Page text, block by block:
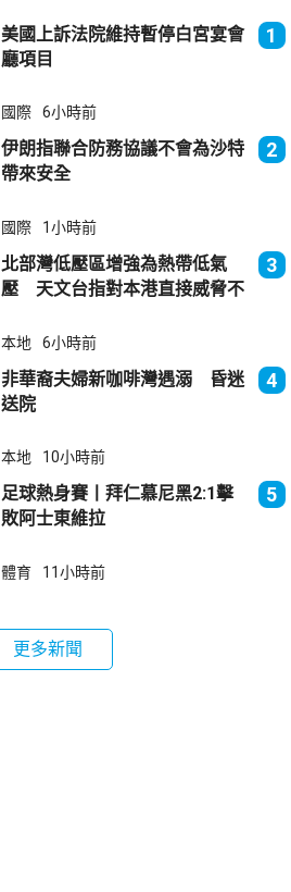
美國上訴法院維持暫停白宮宴會
廳項目
1
國際 6小時前
伊朗指聯合防務協議不會為沙特
帶來安全
2
國際 1小時前
北部灣低壓區增強為熱帶低氣
壓 天文台指對本港直接威脅不
3
本地 6小時前
非華裔夫婦新咖啡灣遇溺 昏迷
送院
4
本地 10小時前
足球熱身賽丨拜仁慕尼黑2:1擊
敗阿士東維拉
5
體育 11小時前
更多新聞